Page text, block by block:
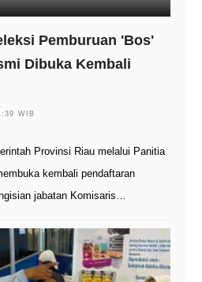
Pemburuan 'Bos'
Dibuka Kembali
WIB
Provinsi Riau melalui Panitia
kembali pendaftaran
jabatan Komisaris…